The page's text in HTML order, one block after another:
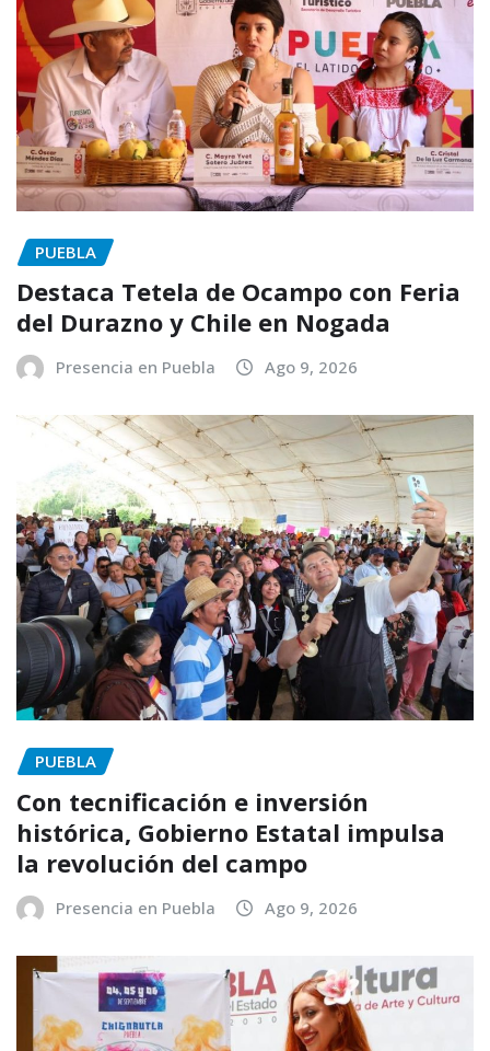
PUEBLA
Destaca Tetela de Ocampo con Feria
del Durazno y Chile en Nogada
Presencia en Puebla Ago 9, 2026
PUEBLA
Con tecnificación e inversión
histórica, Gobierno Estatal impulsa
la revolución del campo
Presencia en Puebla Ago 9, 2026